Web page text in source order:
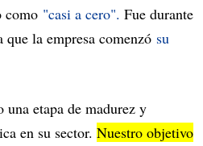
como "casi a cero". Fue durante
la empresa comenzó su
etapa de madurez y
en su sector. Nuestro objetivo